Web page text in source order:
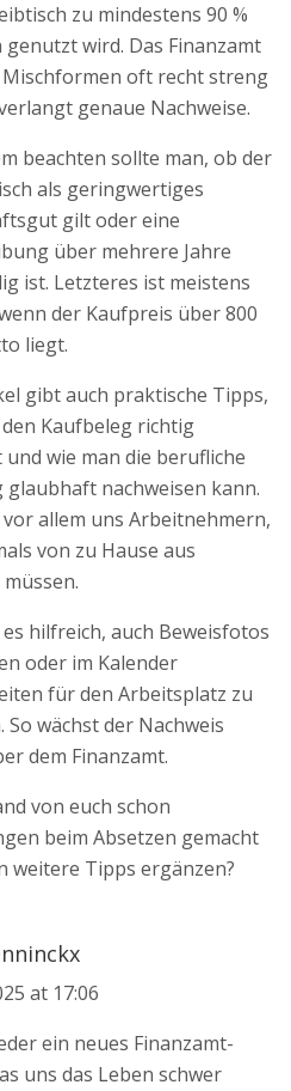
zu mindestens 90 %
genutzt wird. Das Finanzamt
oft recht streng
genaue Nachweise.
beachten sollte man, ob der
als geringwertiges
gilt oder eine
über mehrere Jahre
ist. Letzteres ist meistens
der Kaufpreis über 800
liegt.
gibt auch praktische Tipps,
Kaufbeleg richtig
wie man die berufliche
glaubhaft nachweisen kann.
allem uns Arbeitnehmern,
von zu Hause aus
hilfreich, auch Beweisfotos
oder im Kalender
für den Arbeitsplatz zu
So wächst der Nachweis
dem Finanzamt.
von euch schon
beim Absetzen gemacht
weitere Tipps ergänzen?
at 17:06
ein neues Finanzamt-
uns das Leben schwer